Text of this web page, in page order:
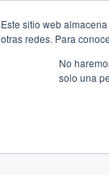
Este sitio web
otras redes. Para
No
solo una